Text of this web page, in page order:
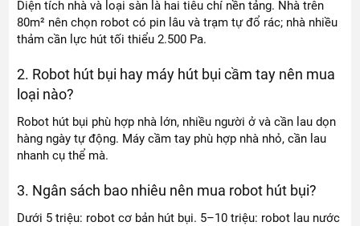
Diện tích nhà và loại sàn là hai tiêu chí nền tảng. Nhà trên
80m² nên chọn robot có pin lâu và trạm tự đổ rác; nhà nhiều
thảm cần lực hút tối thiểu 2.500 Pa.
2. Robot hút bụi hay máy hút bụi cầm tay nên mua
loại nào?
Robot hút bụi phù hợp nhà lớn, nhiều người ở và cần lau dọn
hàng ngày tự động. Máy cầm tay phù hợp nhà nhỏ, cần lau
nhanh cụ thể mà.
3. Ngân sách bao nhiêu nên mua robot hút bụi?
Dưới 5 triệu: robot cơ bản hút bụi. 5–10 triệu: robot lau nước